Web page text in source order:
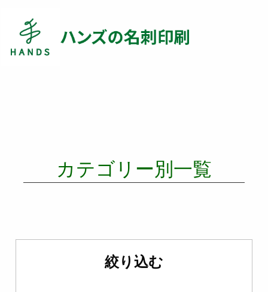
カテゴリー別一覧
絞り込む